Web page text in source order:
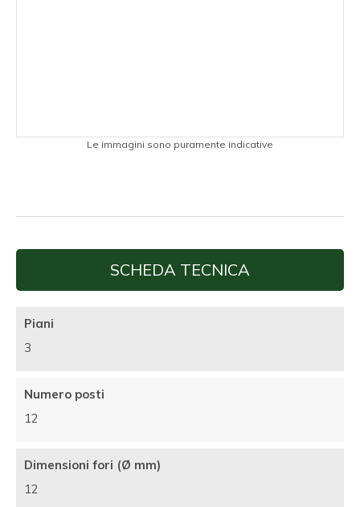
Le immagini sono puramente indicative
SCHEDA TECNICA
Piani
3
Numero posti
12
Dimensioni fori (Ø mm)
12